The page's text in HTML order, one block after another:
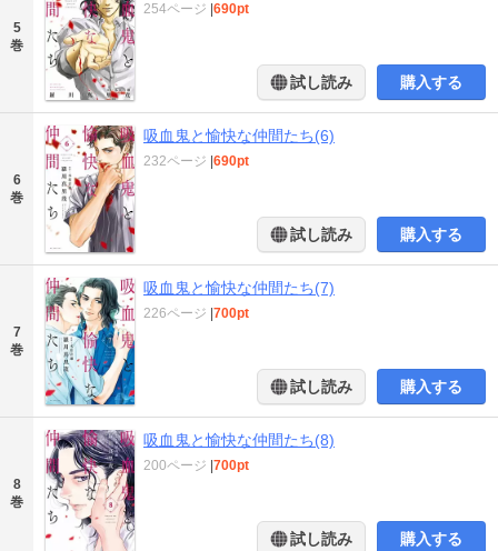
5
巻
254ページ 690pt
試し読み 購入する
6
巻
吸血鬼と愉快な仲間たち(6)
232ページ 690pt
試し読み 購入する
7
巻
吸血鬼と愉快な仲間たち(7)
226ページ 700pt
試し読み 購入する
8
巻
吸血鬼と愉快な仲間たち(8)
200ページ 700pt
試し読み 購入する